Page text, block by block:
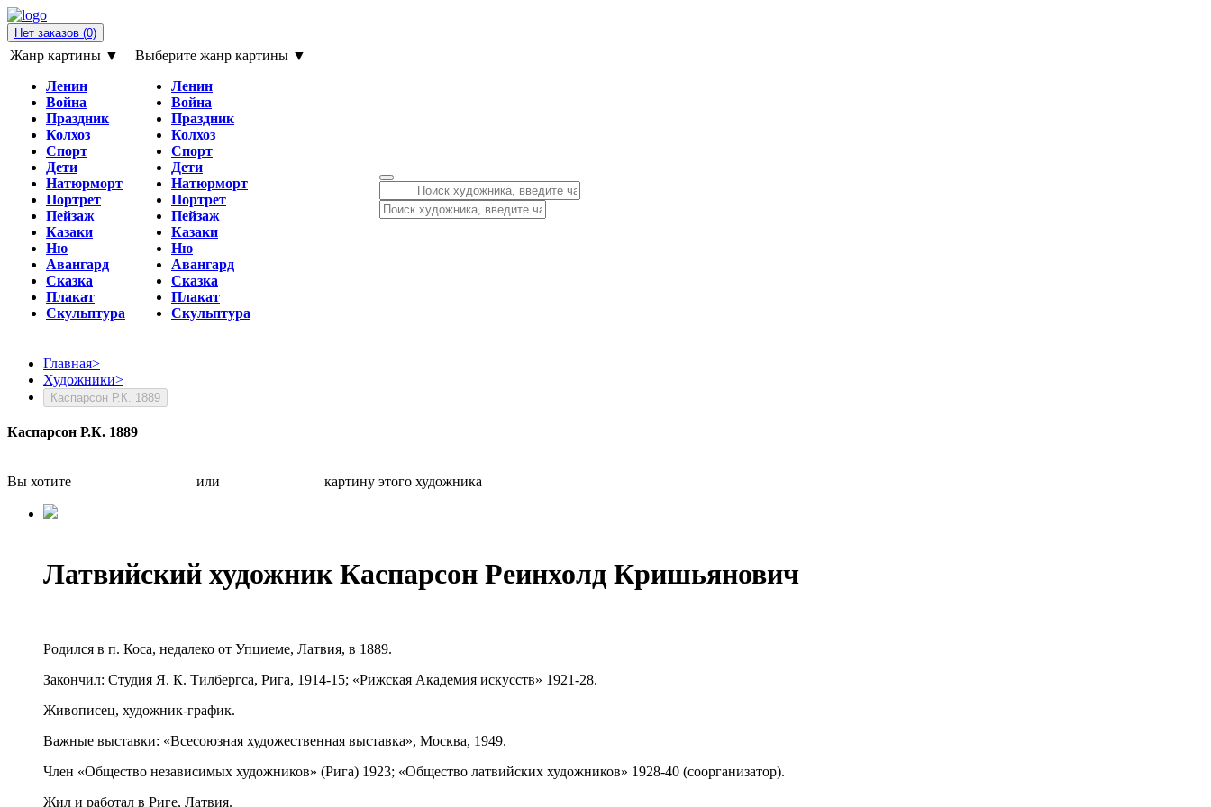
Нет заказов (0)
Жанр картины ▼
Ленин
Война
Праздник
Колхоз
Спорт
Дети
Натюрморт
Портрет
Пейзаж
Казаки
Ню
Авангард
Сказка
Плакат
Скульптура
Выберите жанр картины ▼
Ленин
Война
Праздник
Колхоз
Спорт
Дети
Натюрморт
Портрет
Пейзаж
Казаки
Ню
Авангард
Сказка
Плакат
Скульптура
Главная>
Художники>
Каспарсон Р.К. 1889
Каспарсон Р.К. 1889
Вы хотите или картину этого художника
Латвийский художник Каспарсон Реинхолд Кришьянович
Родился в п. Коса, недалеко от Упциеме, Латвия, в 1889.
Закончил: Студия Я. К. Тилбергса, Рига, 1914-15; «Рижская Академия искусств» 1921-28.
Живописец, художник-график.
Важные выставки: «Всесоюзная художественная выставка», Москва, 1949.
Член «Общество независимых художников» (Рига) 1923; «Общество латвийских художников» 1928-40 (соорганизатор).
Жил и работал в Риге, Латвия.